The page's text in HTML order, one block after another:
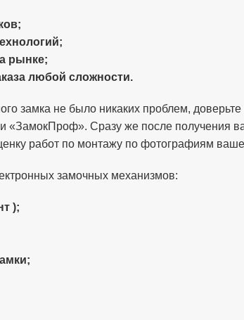
рынке;
любой сложности.
замка не было никаких проблем,
«ЗамокПроф». Сразу же после получения
работ по монтажу по фотографиям
замочных механизмов:
);